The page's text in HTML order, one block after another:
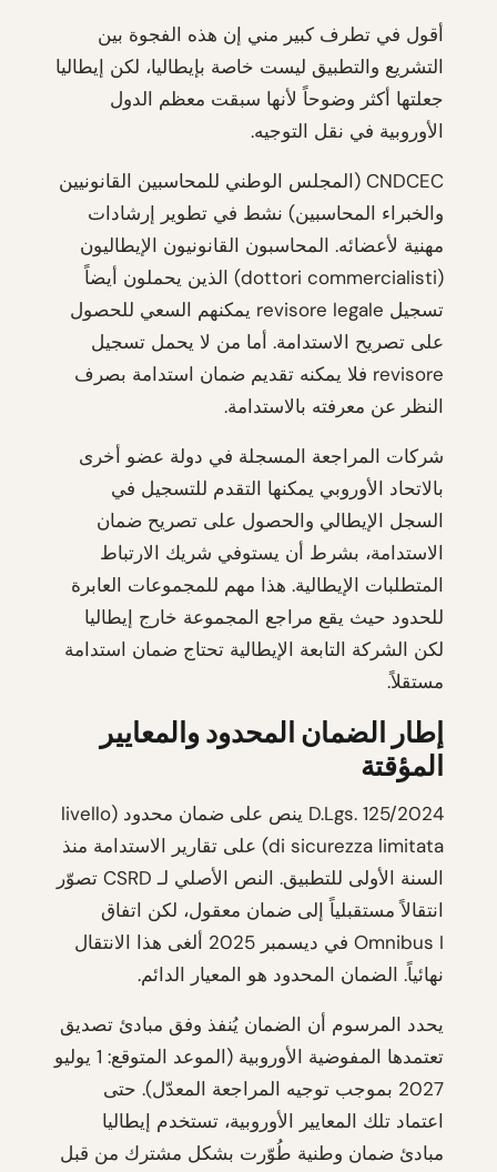
أقول في تطرف كبير مني إن هذه الفجوة بين
التشريع والتطبيق ليست خاصة بإيطاليا، لكن إيطاليا
جعلتها أكثر وضوحاً لأنها سبقت معظم الدول
الأوروبية في نقل التوجيه.
CNDCEC (المجلس الوطني للمحاسبين القانونيين
والخبراء المحاسبين) نشط في تطوير إرشادات
مهنية لأعضائه. المحاسبون القانونيون الإيطاليون
(dottori commercialisti) الذين يحملون أيضاً
تسجيل revisore legale يمكنهم السعي للحصول
على تصريح الاستدامة. أما من لا يحمل تسجيل
revisore فلا يمكنه تقديم ضمان استدامة بصرف
النظر عن معرفته بالاستدامة.
شركات المراجعة المسجلة في دولة عضو أخرى
بالاتحاد الأوروبي يمكنها التقدم للتسجيل في
السجل الإيطالي والحصول على تصريح ضمان
الاستدامة، بشرط أن يستوفي شريك الارتباط
المتطلبات الإيطالية. هذا مهم للمجموعات العابرة
للحدود حيث يقع مراجع المجموعة خارج إيطاليا
لكن الشركة التابعة الإيطالية تحتاج ضمان استدامة
مستقلاً.
إطار الضمان المحدود والمعايير
المؤقتة
D.Lgs. 125/2024 ينص على ضمان محدود (livello
di sicurezza limitata) على تقارير الاستدامة منذ
السنة الأولى للتطبيق. النص الأصلي لـ CSRD تصوّر
انتقالاً مستقبلياً إلى ضمان معقول، لكن اتفاق
Omnibus I في ديسمبر 2025 ألغى هذا الانتقال
نهائياً. الضمان المحدود هو المعيار الدائم.
يحدد المرسوم أن الضمان يُنفذ وفق مبادئ تصديق
تعتمدها المفوضية الأوروبية (الموعد المتوقع: 1 يوليو
2027 بموجب توجيه المراجعة المعدّل). حتى
اعتماد تلك المعايير الأوروبية، تستخدم إيطاليا
مبادئ ضمان وطنية طُوّرت بشكل مشترك من قبل